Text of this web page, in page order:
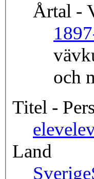
Årtal -
och
Titel -
elev
Land
Sverige